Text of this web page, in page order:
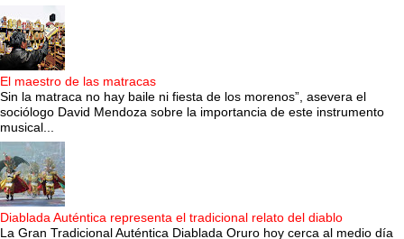
El maestro de las matracas
Sin la matraca no hay baile ni fiesta de los morenos”, asevera el
sociólogo David Mendoza sobre la importancia de este instrumento
musical...
Diablada Auténtica representa el tradicional relato del diablo
La Gran Tradicional Auténtica Diablada Oruro hoy cerca al medio día